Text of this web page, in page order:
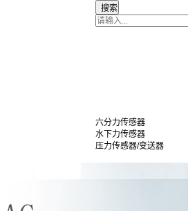
六分力传感器
水下力传感器
压力传感器/变送器